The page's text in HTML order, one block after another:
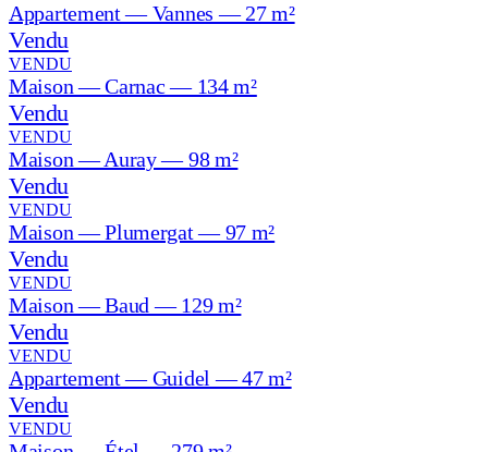
Appartement — Vannes — 27 m²
Vendu
VENDU
Maison — Carnac — 134 m²
Vendu
VENDU
Maison — Auray — 98 m²
Vendu
VENDU
Maison — Plumergat — 97 m²
Vendu
VENDU
Maison — Baud — 129 m²
Vendu
VENDU
Appartement — Guidel — 47 m²
Vendu
VENDU